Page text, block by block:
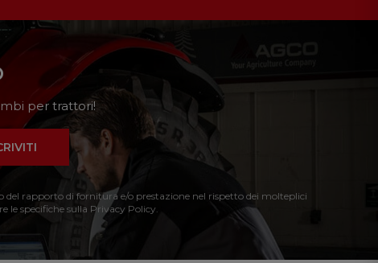
per trattori!
del rapporto di fornitura e/o prestazione nel rispetto dei molteplici
le specifiche sulla Privacy Policy.